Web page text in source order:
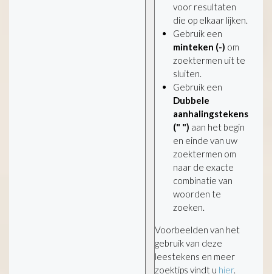
voor resultaten
die op elkaar lijken.
Gebruik een
minteken (-) om
zoektermen uit te
sluiten.
Gebruik een
Dubbele
aanhalingstekens
(" ") aan het begin
en einde van uw
zoektermen om
naar de exacte
combinatie van
woorden te
zoeken.
Voorbeelden van het
gebruik van deze
leestekens en meer
zoektips vindt u hier.